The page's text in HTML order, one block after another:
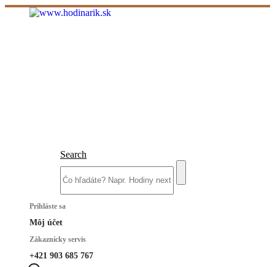
Search
Prihláste sa
Môj účet
Zákaznícky servis
+421 903 685 767